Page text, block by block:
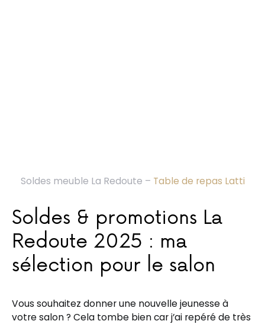
Soldes meuble La Redoute – Table de repas Latti
Soldes & promotions La
Redoute 2025 : ma
sélection pour le salon
Vous souhaitez donner une nouvelle jeunesse à
votre salon ? Cela tombe bien car j’ai repéré de très